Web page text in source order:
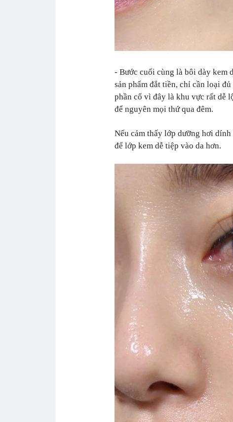
- Bước cuối cùng là bôi dày kem
sản phẩm đắt tiền, chỉ cần loại
phần cổ vì đây là khu vực rất dễ
để nguyên mọi thứ qua đêm.
Nếu cảm thấy lớp dưỡng hơi
để lớp kem dễ tiệp vào da hơn.